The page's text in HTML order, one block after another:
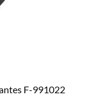
F-991022